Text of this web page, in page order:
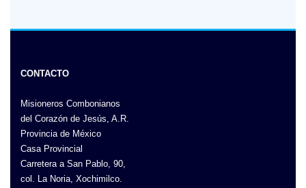
CONTACTO
Misioneros Combonianos
del Corazón de Jesús, A.R.
Provincia de México
Casa Provincial
Carretera a San Pablo, 90,
col. La Noria, Xochimilco.